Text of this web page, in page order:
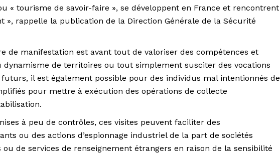
« tourisme de savoir-faire », se développent en France et rencontrent
», rappelle la publication de la Direction Générale de la Sécurité
de manifestation est avant tout de valoriser des compétences et
dynamisme de territoires ou tout simplement susciter des vocations
il est également possible pour des individus mal intentionnés de
pour mettre à exécution des opérations de collecte
à peu de contrôles, ces visites peuvent faciliter des
ou des actions d’espionnage industriel de la part de sociétés
de services de renseignement étrangers en raison de la sensibilité